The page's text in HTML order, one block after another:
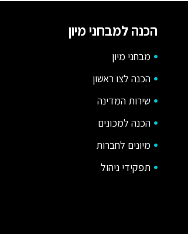
הכנה למבחני מיון
מבחני מיון
הכנה לצו ראשון
שירות המדינה
הכנה למכונים
מיונים לחברות
תפקידי ניהול